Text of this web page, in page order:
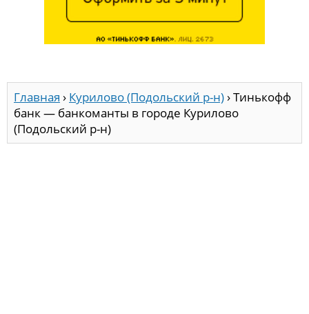
Главная › Курилово (Подольский р-н)›Тинькофф
банк — банкоманты в городе Курилово
(Подольский р-н)